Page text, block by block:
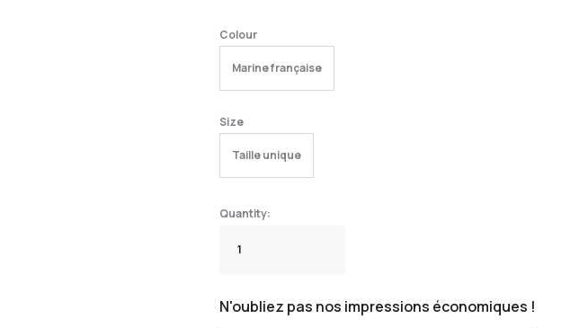
Colour
Marine française
Size
Taille unique
N'oubliez pas nos impressions économiques !